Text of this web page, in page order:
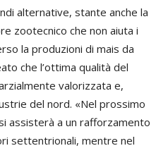
alternative, stante anche la
zootecnico che non aiuta i
la produzioni di mais da
che l’ottima qualità del
valorizzata e,
del nord. «Nel prossimo
assisterà a un rafforzamento
settentrionali, mentre nel